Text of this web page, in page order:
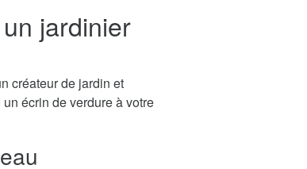
jardinier
créateur de jardin et
écrin de verdure à votre